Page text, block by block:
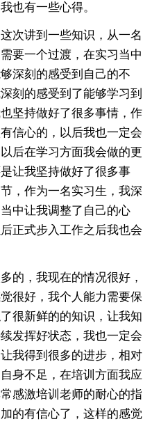
也有一些心得。
次讲到一些知识，从一名
要一个过渡，在实习当中
深刻的感受到自己的不
刻的感受到了能够学习到
坚持做好了很多事情，作
信心的，以后我也一定会
后在学习方面我会做的更
让我坚持做好了很多事
，作为一名实习生，我深
中让我调整了自己的心
正式步入工作之后我也会
的，我现在的情况很好，
很好，我个人能力需要保
很新鲜的的知识，让我知
发挥好状态，我也一定会
我得到很多的进步，相对
身不足，在培训方面我应
感激培训老师的耐心的指
的有信心了，这样的感觉